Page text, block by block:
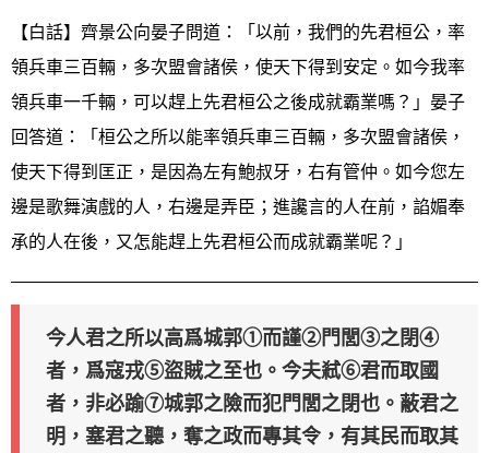
【白話】齊景公向晏子問道：「以前，我們的先君桓公，率
領兵車三百輛，多次盟會諸侯，使天下得到安定。如今我率
領兵車一千輛，可以趕上先君桓公之後成就霸業嗎？」晏子
回答道：「桓公之所以能率領兵車三百輛，多次盟會諸侯，
使天下得到匡正，是因為左有鮑叔牙，右有管仲。如今您左
邊是歌舞演戲的人，右邊是弄臣；進讒言的人在前，諂媚奉
承的人在後，又怎能趕上先君桓公而成就霸業呢？」
今人君之所以高爲城郭①而謹②門閭③之閉④
者，爲寇戎⑤盜賊之至也。今夫弒⑥君而取國
者，非必踰⑦城郭之險而犯門閭之閉也。蔽君之
明，塞君之聽，奪之政而專其令，有其民而取其